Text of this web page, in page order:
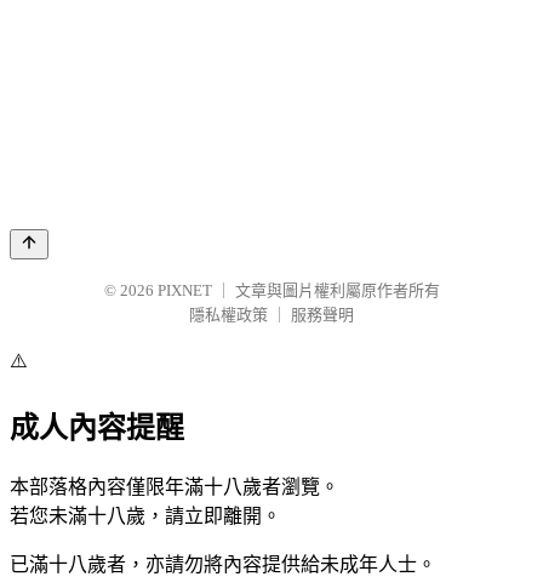
© 2026 PIXNET
文章與圖片權利屬原作者所有
隱私權政策
服務聲明
⚠️
成人內容提醒
本部落格內容僅限年滿十八歲者瀏覽。
若您未滿十八歲，請立即離開。
已滿十八歲者，亦請勿將內容提供給未成年人士。